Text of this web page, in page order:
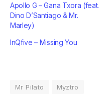
Apollo G – Gana Txora (feat.
Dino D’Santiago & Mr.
Marley)
InQfive – Missing You
Mr Pilato Myztro